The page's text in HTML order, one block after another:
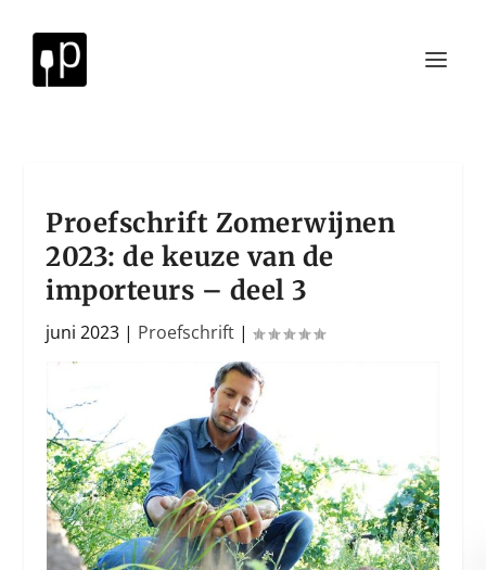
Proefschrift Zomerwijnen
2023: de keuze van de
importeurs – deel 3
juni 2023 | Proefschrift |